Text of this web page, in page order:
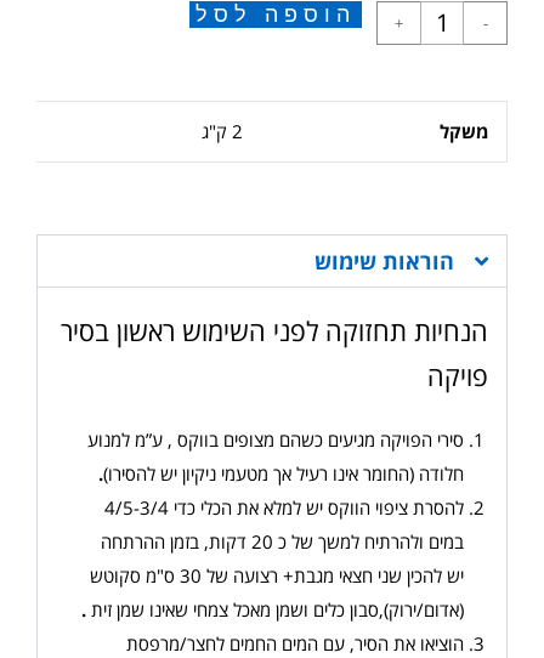
-
+ הוספה לסל
משקל 2 ק"ג
הוראות שימוש
הנחיות תחזוקה לפני השימוש ראשון בסיר
פויקה
סירי הפויקה מגיעים כשהם מצופים בווקס , ע”מ למנוע
חלודה (החומר אינו רעיל אך מטעמי ניקיון יש להסירו).
להסרת ציפוי הווקס יש למלא את הכלי כדי 4/5-3/4
במים ולהרתיח למשך של כ 20 דקות, בזמן ההרתחה
יש להכין שני חצאי מגבת+ רצועה של 30 ס"מ סקוטש
(אדום/ירוק),סבון כלים ושמן מאכל צמחי שאינו שמן זית .
הוציאו את הסיר, עם המים החמים לחצר/מרפסת